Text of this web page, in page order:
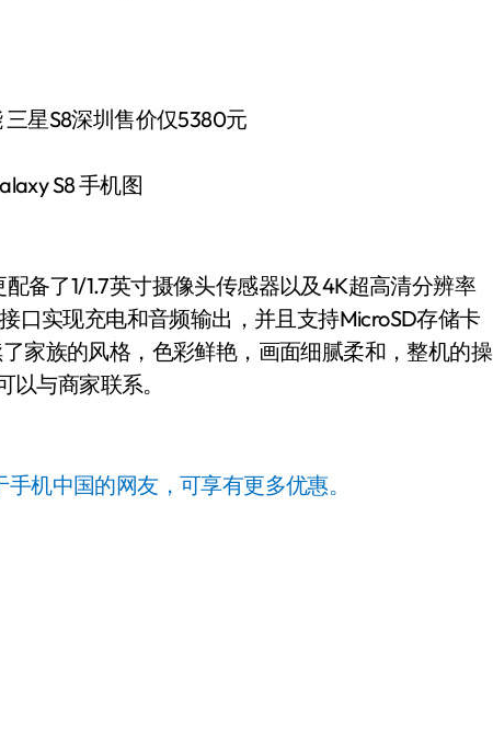
S8 手机图
备了1/1.7英寸摄像头传感器以及4K超高清分辨率
口实现充电和音频输出，并且支持MicroSD存储卡
家族的风格，色彩鲜艳，画面细腻柔和，整机的操
与商家联系。
机中国的网友，可享有更多优惠。